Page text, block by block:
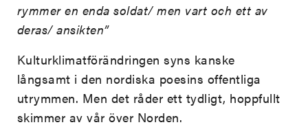
rymmer en enda soldat/ men vart och ett av
deras/ ansikten”
Kulturklimatförändringen syns kanske
långsamt i den nordiska poesins offentliga
utrymmen. Men det råder ett tydligt, hoppfullt
skimmer av vår över Norden.